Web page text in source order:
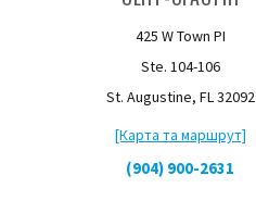
425 W Town PI
Ste. 104-106
St. Augustine, FL 32092
[Карта та маршрут]
(904) 900-2631